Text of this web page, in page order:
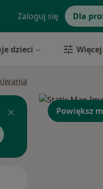
Zaloguj się Dla
dzieci
Powiększ